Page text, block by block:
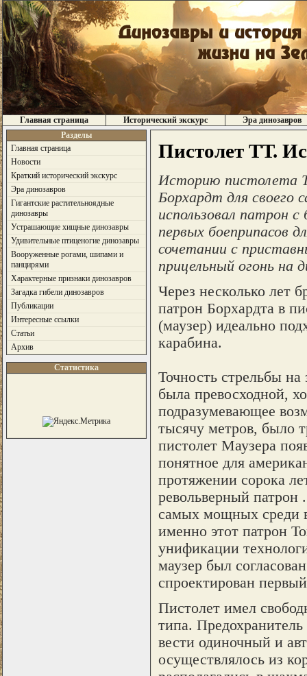
Главная страница Исторический экскурс
Эра динозавров
Разделы
Главная страница
Новости
Краткий исторический экскурс
Эра динозавров
Гигантские растительноядные
динозавры
Устрашающие хищные динозавры
Удивительные птиценогие динозавры
Вооруженные рогами, шипами и
панцирями
Характерные признаки динозавров
Загадка гибели динозавров
Публикации
Интересные ссылки
Статьи
Архив
Статистика
Пистолет ТТ.
Историю пистолета
Борхардт для своего
использовал патрон
первых боеприпасов
сочетании с
прицельный огонь на
Через несколько лет
патрон Борхардта в
(маузер) идеально
карабина.
Точность стрельбы
была превосходной,
подразумевающее
тысячу метров, было
пистолет Маузера
понятное для
протяжении сорока
револьверный патрон
самых мощных среди
именно этот патрон
унификации
маузер был
спроектирован
Пистолет имел
типа. Предохранитель
вести одиночный и
осуществлялось из